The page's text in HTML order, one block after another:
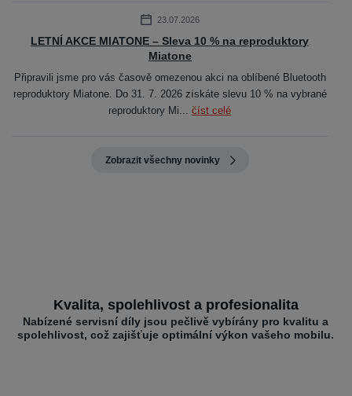
23.07.2026
LETNÍ AKCE MIATONE – Sleva 10 % na reproduktory
Miatone
Připravili jsme pro vás časově omezenou akci na oblíbené Bluetooth
reproduktory Miatone. Do 31. 7. 2026 získáte slevu 10 % na vybrané
reproduktory Mi...číst celé
Zobrazit všechny novinky
Kvalita, spolehlivost a profesionalita
Nabízené servisní díly jsou pečlivě vybírány pro kvalitu a
spolehlivost, což zajišťuje optimální výkon vašeho mobilu.